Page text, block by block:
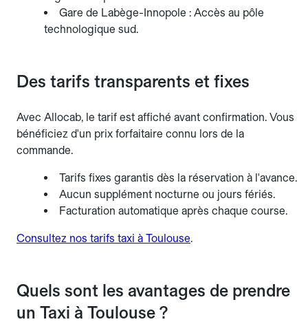
Gare de Labège-Innopole : Accès au pôle
technologique sud.
Des tarifs transparents et fixes
Avec Allocab, le tarif est affiché avant confirmation. Vous
bénéficiez d'un prix forfaitaire connu lors de la
commande.
Tarifs fixes garantis dès la réservation à l'avance.
Aucun supplément nocturne ou jours fériés.
Facturation automatique après chaque course.
Consultez nos tarifs taxi à Toulouse.
Quels sont les avantages de prendre
un Taxi à Toulouse ?